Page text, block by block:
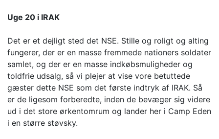
Uge 20 i IRAK
Det er et dejligt sted det NSE. Stille og roligt og alting
fungerer, der er en masse fremmede nationers soldater
samlet, og der er en masse indkøbsmuligheder og
toldfrie udsalg, så vi plejer at vise vore betuttede
gæster dette NSE som det første indtryk af IRAK. Så
er de ligesom forberedte, inden de bevæger sig videre
ud i det store ørkentomrum og lander her i Camp Eden
i en større støvsky.